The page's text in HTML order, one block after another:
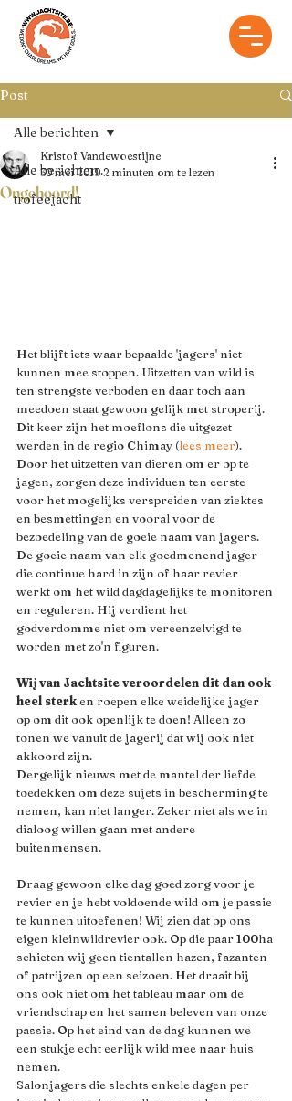
Post
Alle berichten
trofeejacht
Alle berichten
Ongehoord!
Kristof Vandewoestijne
30 mei 2019 2 minuten om te lezen
Het blijft iets waar bepaalde 'jagers' niet
kunnen mee stoppen. Uitzetten van wild is
ten strengste verboden en daar toch aan
meedoen staat gewoon gelijk met stroperij.
Dit keer zijn het moeflons die uitgezet
werden in de regio Chimay (lees meer).
Door het uitzetten van dieren om er op te
jagen, zorgen deze individuen ten eerste
voor het mogelijks verspreiden van ziektes
en besmettingen en vooral voor de
bezoedeling van de goeie naam van jagers.
De goeie naam van elk goedmenend jager
die continue hard in zijn of haar revier
werkt om het wild dagdagelijks te monitoren
en reguleren. Hij verdient het
godverdomme niet om vereenzelvigd te
worden met zo'n figuren.
Wij van Jachtsite veroordelen dit dan ook
heel sterk en roepen elke weidelijke jager
op om dit ook openlijk te doen! Alleen zo
tonen we vanuit de jagerij dat wij ook niet
akkoord zijn.
Dergelijk nieuws met de mantel der liefde
toedekken om deze sujets in bescherming te
nemen, kan niet langer. Zeker niet als we in
dialoog willen gaan met andere
buitenmensen.
Draag gewoon elke dag goed zorg voor je
revier en je hebt voldoende wild om je passie
te kunnen uitoefenen! Wij zien dat op ons
eigen kleinwildrevier ook. Op die paar 100ha
schieten wij geen tientallen hazen, fazanten
of patrijzen op een seizoen. Het draait bij
ons ook niet om het tableau maar om de
vriendschap en het samen beleven van onze
passie. Op het eind van de dag kunnen we
een stukje echt eerlijk wild mee naar huis
nemen.
Salonjagers die slechts enkele dagen per